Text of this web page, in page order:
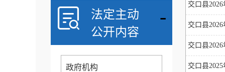
法定主动
公开内容
-
政府机构
交口县
交口县
交口县
交口县